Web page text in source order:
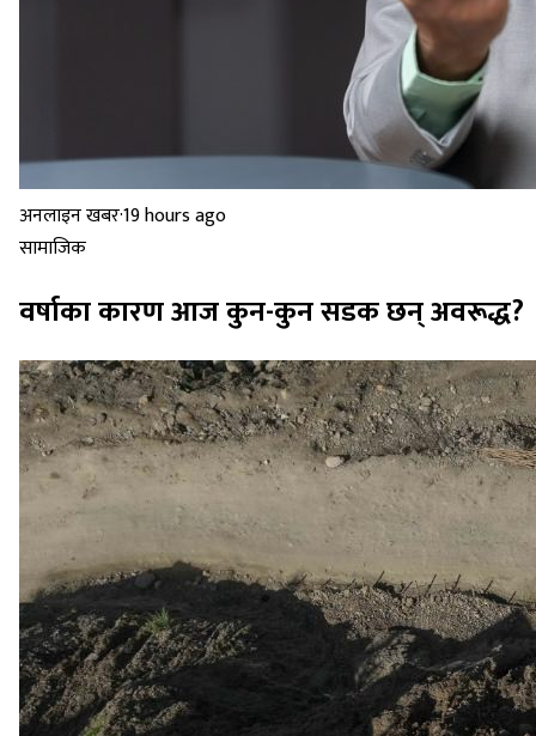
अनलाइन खबर·19 hours ago
सामाजिक
वर्षाका कारण आज कुन-कुन सडक छन् अवरूद्ध?